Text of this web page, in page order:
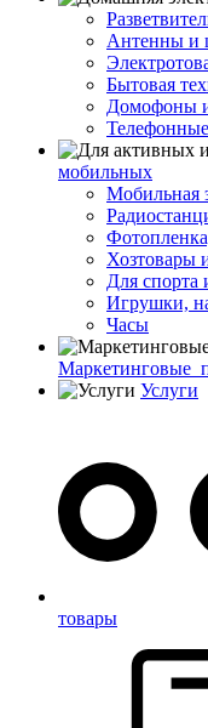
Антенны и
Бытовая
Домофоны
мобильных
Мобильная
Хозтовары
Для спорта
Игрушки,
Часы
Услуги
товары